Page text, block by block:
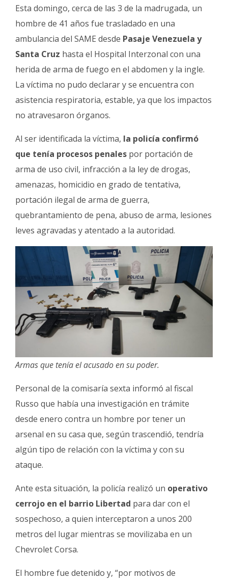
Esta domingo, cerca de las 3 de la madrugada, un
hombre de 41 años fue trasladado en una
ambulancia del SAME desde Pasaje Venezuela y
Santa Cruz hasta el Hospital Interzonal con una
herida de arma de fuego en el abdomen y la ingle.
La víctima no pudo declarar y se encuentra con
asistencia respiratoria, estable, ya que los impactos
no atravesaron órganos.
Al ser identificada la víctima, la policía confirmó
que tenía procesos penales por portación de
arma de uso civil, infracción a la ley de drogas,
amenazas, homicidio en grado de tentativa,
portación ilegal de arma de guerra,
quebrantamiento de pena, abuso de arma, lesiones
leves agravadas y atentado a la autoridad.
Armas que tenía el acusado en su poder.
Personal de la comisaría sexta informó al fiscal
Russo que había una investigación en trámite
desde enero contra un hombre por tener un
arsenal en su casa que, según trascendió, tendría
algún tipo de relación con la víctima y con su
ataque.
Ante esta situación, la policía realizó un operativo
cerrojo en el barrio Libertad para dar con el
sospechoso, a quien interceptaron a unos 200
metros del lugar mientras se movilizaba en un
Chevrolet Corsa.
El hombre fue detenido y, “por motivos de